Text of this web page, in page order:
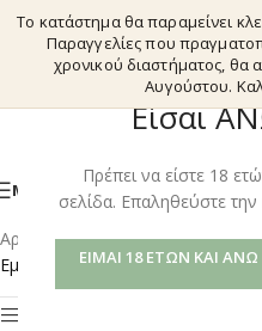
Είσαι
Πρέπει να είστε 18
σελίδα. Επαληθεύστε την
ΕΊΜΑΙ 18 ΕΤΏΝ ΚΑΙ ΆΝΩ
Το κατάστημα θα παραμείνει
Παραγγελίες που
χρονικού διαστήματος, θα
Αυγούστου.
ΜΕΝΟΎ
Αρχική σελίδα/Shop/Προϊόντα
Εμφάνιση του μοναδικού